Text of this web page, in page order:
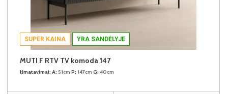
SUPER KAINA YRA SANDĖLYJE
MUTI F RTV TV komoda 147
Išmatavimai: A: 51cm P: 147cm G: 40cm